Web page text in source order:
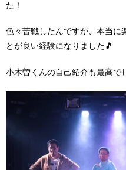
た！
色々苦戦したんですが、本当に
とが良い経験になりました🎵
小木曽くんの自己紹介も最高で